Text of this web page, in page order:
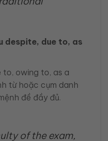
despite, due to, as
to, owing to, as a
từ hoặc cụm danh
đề đầy đủ.
of the exam,